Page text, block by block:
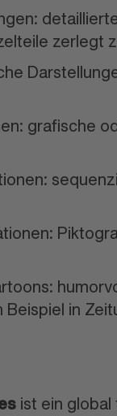
zerlegt
grafische
in
ist ein